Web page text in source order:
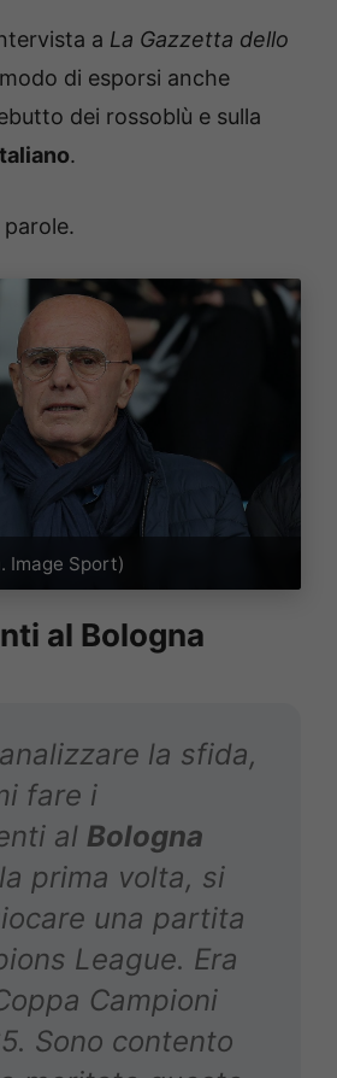
a La Gazzetta dello
di esporsi anche
dei rossoblù e sulla
.
Image Sport)
al Bologna
la sfida,
fare i
al Bologna
prima volta, si
una partita
League. Era
Campioni
Sono contento